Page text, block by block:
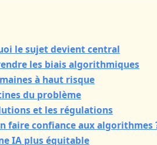
le sujet devient central
les biais algorithmiques
à haut risque
du problème
et les régulations
faire confiance aux algorithmes
IA plus équitable